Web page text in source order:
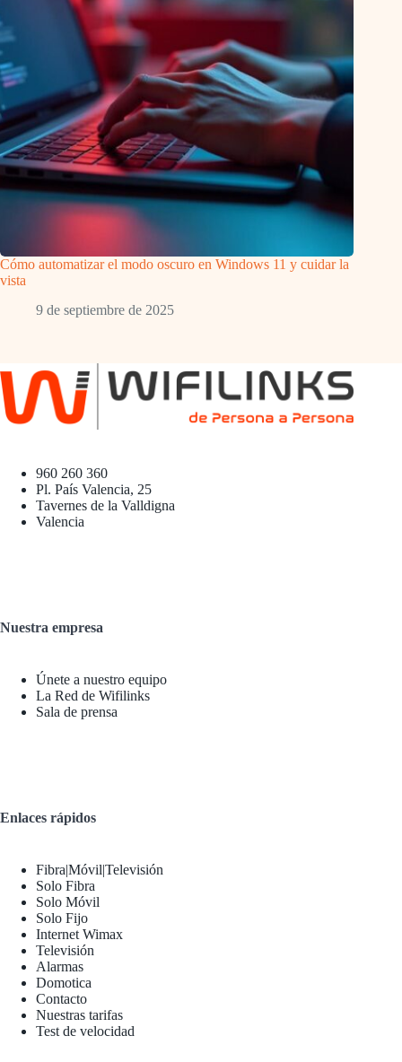
Cómo automatizar el modo oscuro en Windows 11 y cuidar la
vista
9 de septiembre de 2025
960 260 360
Pl. País Valencia, 25
Tavernes de la Valldigna
Valencia
Nuestra empresa
Únete a nuestro equipo
La Red de Wifilinks
Sala de prensa
Enlaces rápidos
Fibra|Móvil|Televisión
Solo Fibra
Solo Móvil
Solo Fijo
Internet Wimax
Televisión
Alarmas
Domotica
Contacto
Nuestras tarifas
Test de velocidad